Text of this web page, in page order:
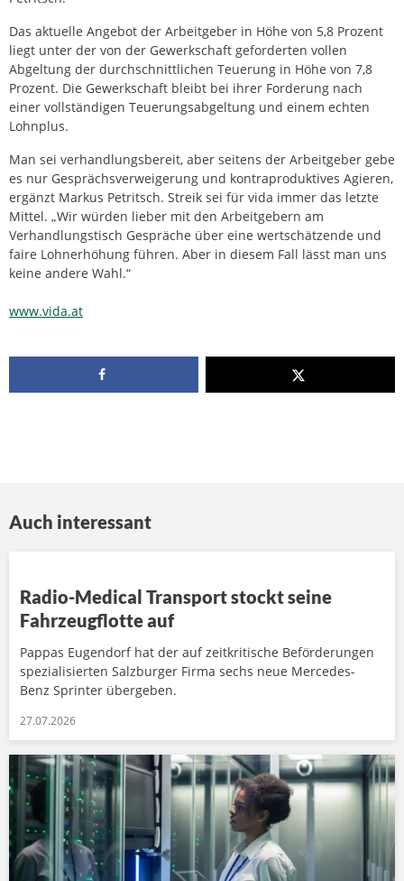
Das aktuelle Angebot der Arbeitgeber in Höhe von 5,8 Prozent
liegt unter der von der Gewerkschaft geforderten vollen
Abgeltung der durchschnittlichen Teuerung in Höhe von 7,8
Prozent. Die Gewerkschaft bleibt bei ihrer Forderung nach
einer vollständigen Teuerungsabgeltung und einem echten
Lohnplus.
Man sei verhandlungsbereit, aber seitens der Arbeitgeber gebe
es nur Gesprächsverweigerung und kontraproduktives Agieren,
ergänzt Markus Petritsch. Streik sei für vida immer das letzte
Mittel. „Wir würden lieber mit den Arbeitgebern am
Verhandlungstisch Gespräche über eine wertschätzende und
faire Lohnerhöhung führen. Aber in diesem Fall lässt man uns
keine andere Wahl.“
www.vida.at
Auch interessant
Radio-Medical Transport stockt seine
Fahrzeugflotte auf
Pappas Eugendorf hat der auf zeitkritische Beförderungen
spezialisierten Salzburger Firma sechs neue Mercedes-
Benz Sprinter übergeben.
27.07.2026